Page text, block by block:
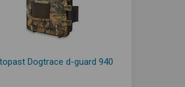
Dogtrace d-guard 940